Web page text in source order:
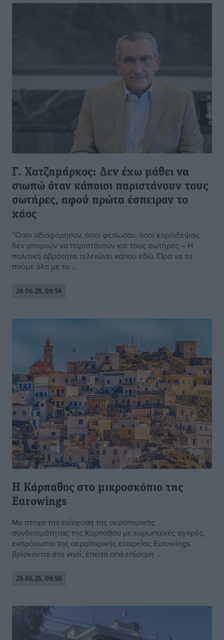
Γ. Χατζημάρκος: Δεν έχω μάθει να
σιωπώ όταν κάποιοι παριστάνουν τους
σωτήρες, αφού πρώτα έσπειραν το
χάος
“Οσοι αδιαφόρησαν, όσοι φέσωσαν, όσοι κορόιδεψαν,
δεν μπορούν να παριστάνουν και τους σωτήρες – Η
πολιτική αβρότητα τελειώνει κάπου εδώ. Ώρα να τα
πούμε όλα με το ...
29.06.25, 09:54
Η Κάρπαθος στο μικροσκόπιο της
Eurowings
Με στόχο την ενίσχυση της αεροπορικής
συνδεσιμότητας της Καρπάθου με ευρωπαϊκές αγορές,
εκπρόσωποι της αεροπορικής εταιρείας Eurowings
βρίσκονται στο νησί, έπειτα από επίσημη ...
29.06.25, 09:50